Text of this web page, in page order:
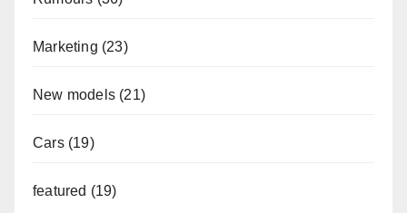
Marketing (23)
New models (21)
Cars (19)
featured (19)